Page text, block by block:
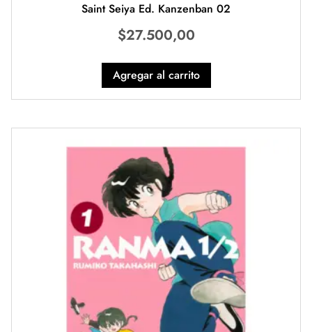
Saint Seiya Ed. Kanzenban 02
$27.500,00
Agregar al carrito